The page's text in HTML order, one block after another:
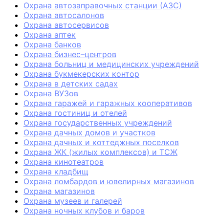
Охрана автозаправочных станции (АЗС)
Охрана автосалонов
Охрана автосервисов
Охрана аптек
Охрана банков
Охрана бизнес–центров
Охрана больниц и медицинских учреждений
Охрана букмекерских контор
Охрана в детских садах
Охрана ВУЗов
Охрана гаражей и гаражных кооперативов
Охрана гостиниц и отелей
Охрана государственных учреждений
Охрана дачных домов и участков
Охрана дачных и коттеджных поселков
Охрана ЖК (жилых комплексов) и ТСЖ
Охрана кинотеатров
Охрана кладбищ
Охрана ломбардов и ювелирных магазинов
Охрана магазинов
Охрана музеев и галерей
Охрана ночных клубов и баров